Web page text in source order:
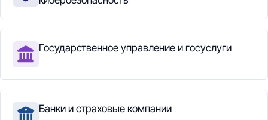
Государственное управление и госуслуги
Банки и страховые компании